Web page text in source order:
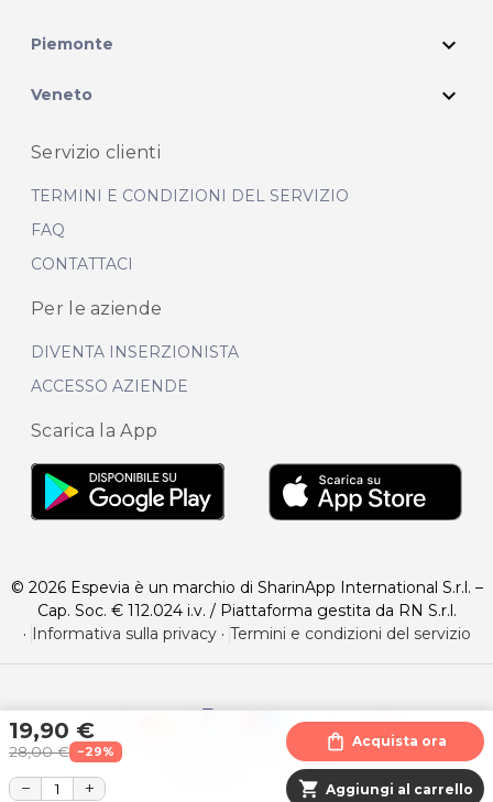
Piemonte expand_more
Veneto expand_more
Servizio clienti
TERMINI E CONDIZIONI DEL SERVIZIO
FAQ
CONTATTACI
Per le aziende
DIVENTA INSERZIONISTA
ACCESSO AZIENDE
Scarica la App
© 2026 Espevia è un marchio di SharinApp International S.r.l. –
Cap. Soc. € 112.024 i.v. / Piattaforma gestita da RN S.r.l.
· Informativa sulla privacy· Termini e condizioni del servizio
19,90 €
28,00 € −29% shopping_bag Acquista ora
− + shopping_cart Aggiungi al carrello